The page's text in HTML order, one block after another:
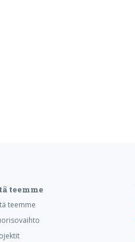
teemme
teemme